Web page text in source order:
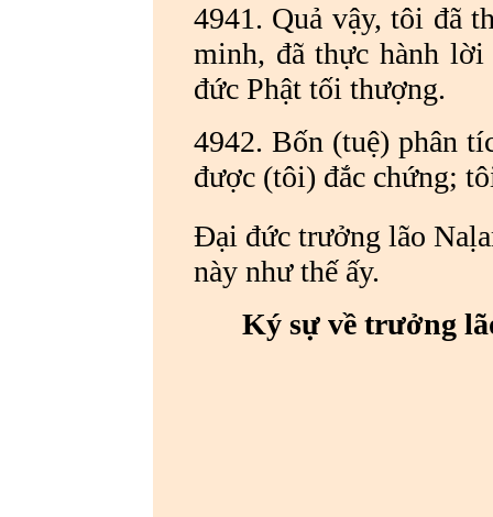
4941. Quả vậy, tôi đã
minh, đã thực hành
đức Phật tối thượng.
4942. Bốn (tuệ) phân
được (tôi) đắc chứng;
Đại đức trưởng lão
này như thế ấy.
Ký sự về trưởng